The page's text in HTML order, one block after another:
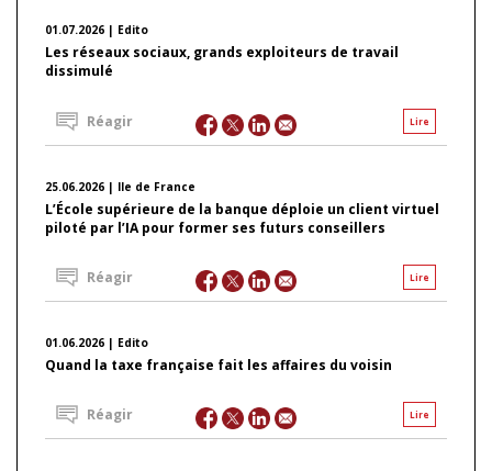
01.07.2026 | Edito
Les réseaux sociaux, grands exploiteurs de travail
dissimulé
Lire
Réagir
25.06.2026 | Ile de France
L’École supérieure de la banque déploie un client virtuel
piloté par l’IA pour former ses futurs conseillers
Lire
Réagir
01.06.2026 | Edito
Quand la taxe française fait les affaires du voisin
Lire
Réagir